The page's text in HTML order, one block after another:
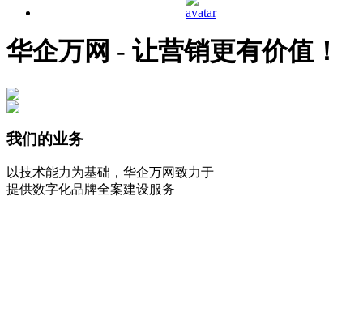
华企万网 - 让营销更有价值！
我们的业务
以技术能力为基础，华企万网致力于
提供数字化品牌全案建设服务